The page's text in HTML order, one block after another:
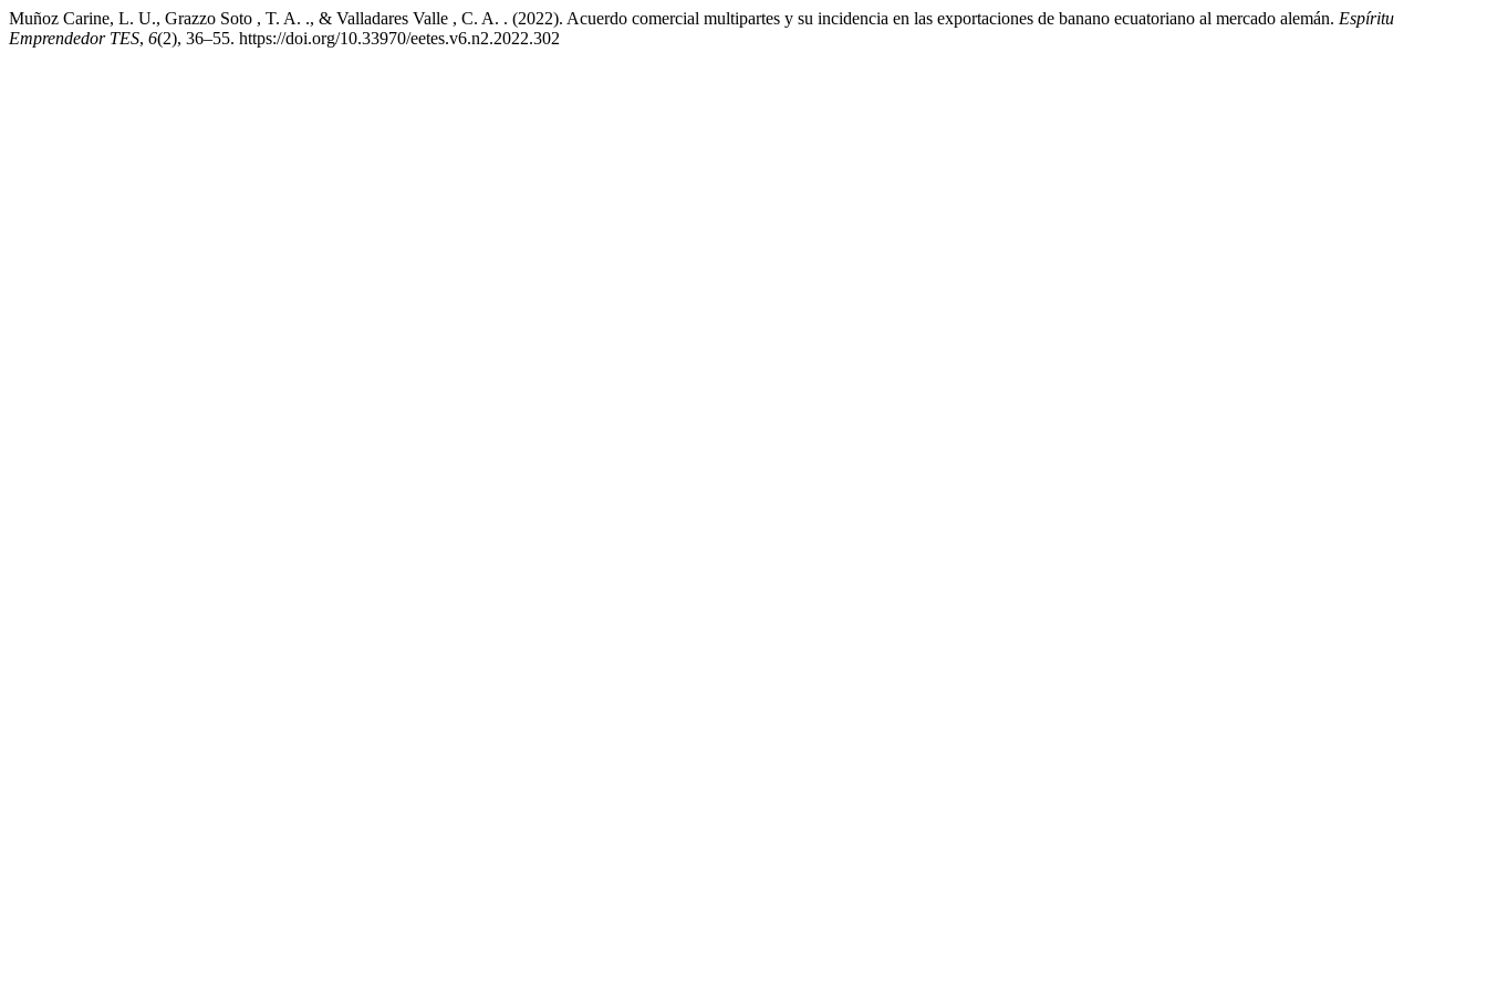
Muñoz Carine, L. U., Grazzo Soto , T. A. ., & Valladares Valle , C. A. . (2022). Acuerdo comercial multipartes y su incidencia en las exportaciones de banano ecuatoriano al mercado alemán. Espí­ritu
Emprendedor TES, 6(2), 36–55. https://doi.org/10.33970/eetes.v6.n2.2022.302